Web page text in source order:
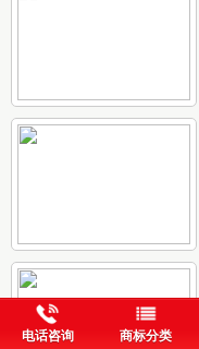
电话咨询 商标分类